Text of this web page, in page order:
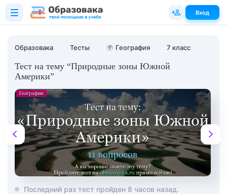
Образовака Тесты 🌍 География 7 класс
Тест на тему “Природные зоны Южной
Америки”
Последний раз тест пройден 8 часов назад.
Вход